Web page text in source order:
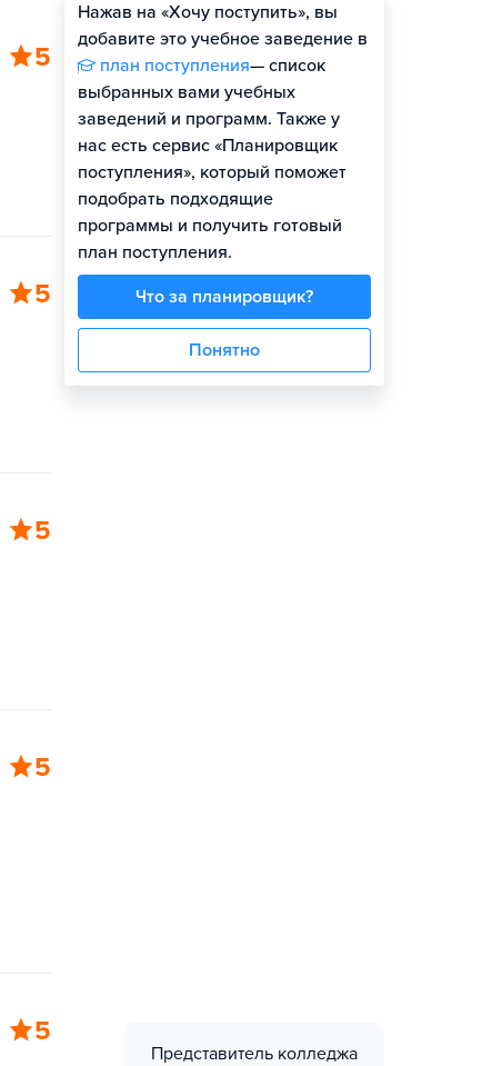
5
5
5
5
5
Нажав на «Хочу поступить», вы
добавите это учебное заведение в
план поступления— список
выбранных вами учебных
заведений и программ. Также у
нас есть сервис «Планировщик
поступления», который поможет
подобрать подходящие
программы и получить готовый
план поступления.
Что за планировщик?
Понятно
Представитель колледжа